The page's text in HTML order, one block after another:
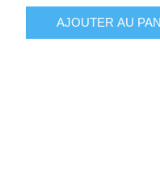
AJOUTER AU